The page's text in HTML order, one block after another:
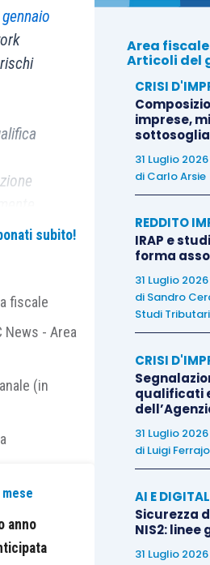
di
disciplina
e
subito!
fiscale
- Area
(in
mese
anno
Area fiscale
Articoli del
CRISI
imprese,
sottosoglia
31 Luglio 2026
di Carlo Arsie
REDDITO
IRAP e
forma
31 Luglio 2026
di Sandro
Studi Tributari
CRISI
qualificati
31 Luglio 2026
di Luigi
AI E
Sicurezza
NIS2:
31 Luglio 2026